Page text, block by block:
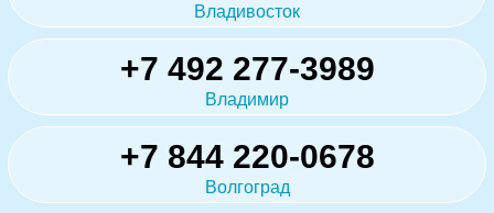
Владивосток
+7 492 277-3989
Владимир
+7 844 220-0678
Волгоград